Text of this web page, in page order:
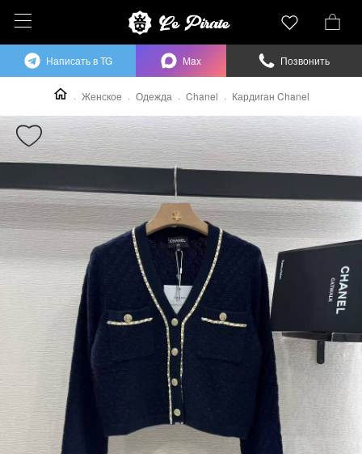
Женское Одежда Chanel Кардиган Chanel
Написать в TG Max Позвонить